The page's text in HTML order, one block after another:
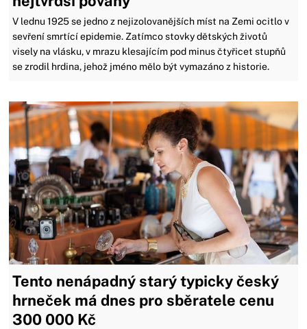
V lednu 1925 se jedno z nejizolovanějších míst na Zemi ocitlo v
sevření smrtící epidemie. Zatímco stovky dětských životů
visely na vlásku, v mrazu klesajícím pod minus čtyřicet stupňů
se zrodil hrdina, jehož jméno mělo být vymazáno z historie.
Tento nenápadný starý typicky český
hrneček má dnes pro sběratele cenu
300 000 Kč